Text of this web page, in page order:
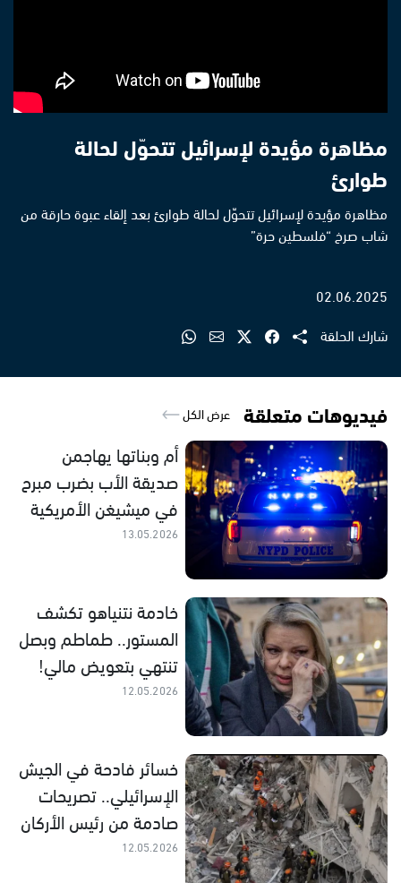
مظاهرة مؤيدة لإسرائيل تتحوّل لحالة
طوارئ
مظاهرة مؤيدة لإسرائيل تتحوّل لحالة طوارئ بعد إلقاء عبوة حارقة من
شاب صرخ “فلسطين حرة”
02.06.2025
شارك الحلقة
فيديوهات متعلقة عرض الكل
أم وبناتها يهاجمن
صديقة الأب بضرب مبرح
في ميشيغن الأمريكية
13.05.2026
خادمة نتنياهو تكشف
المستور.. طماطم وبصل
تنتهي بتعويض مالي!
12.05.2026
خسائر فادحة في الجيش
الإسرائيلي.. تصريحات
صادمة من رئيس الأركان
12.05.2026